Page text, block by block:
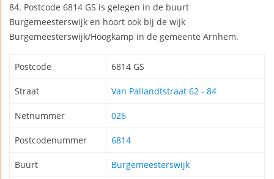
84. Postcode 6814 GS is gelegen in de buurt
Burgemeesterswijk en hoort ook bij de wijk
Burgemeesterswijk/Hoogkamp in de gemeente Arnhem.
Postcode 6814 GS
Straat Van Pallandtstraat 62 - 84
Netnummer 026
Postcodenummer 6814
Buurt Burgemeesterswijk